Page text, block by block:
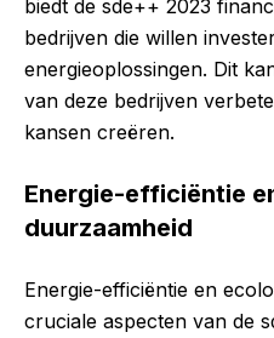
biedt de sde++ 2023
bedrijven die willen
energieoplossingen. Dit
van deze bedrijven
kansen creëren.
Energie-efficiëntie
duurzaamheid
Energie-efficiëntie en
cruciale aspecten van de